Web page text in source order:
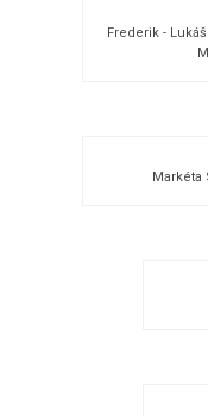
Frederik -
Markéta